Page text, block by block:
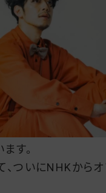
す。
、ついにNHKから